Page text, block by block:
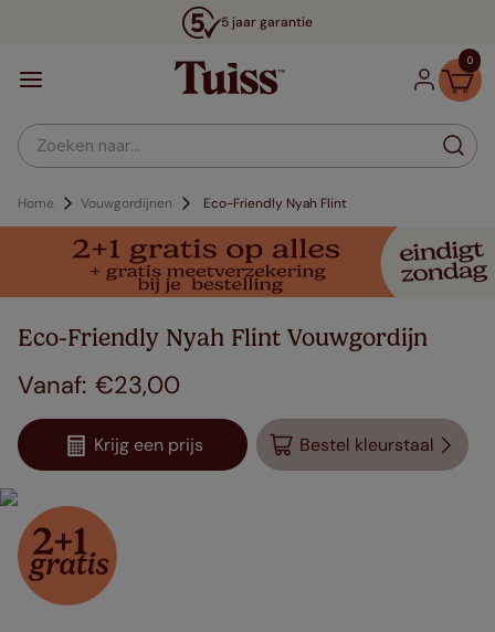
5 jaar garantie
0
Zoeken naar...
Home Vouwgordijnen Eco-Friendly Nyah Flint
Eco-Friendly Nyah Flint Vouwgordijn
€23,00
Krijg een prijs Bestel kleurstaal